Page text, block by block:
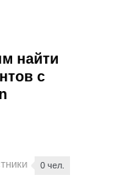
найти
с
0 чел.